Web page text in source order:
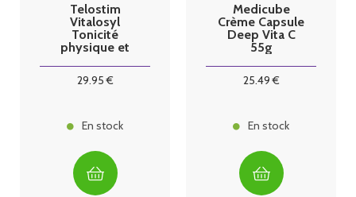
Telostim
Vitalosyl
Tonicité
physique et
gélules
29.95€
En stock
Medicube
Crème Capsule
Deep Vita C
55g
25.49€
En stock